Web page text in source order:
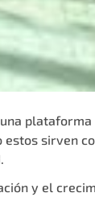
sirven
y el